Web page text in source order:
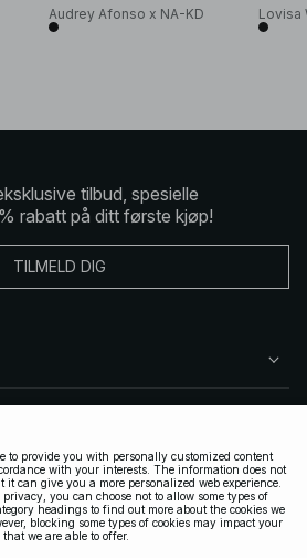
Audrey Afonso x NA-KD
Lovisa
tilbud, spesielle
rabatt på ditt første kjøp!
TILMELD DIG